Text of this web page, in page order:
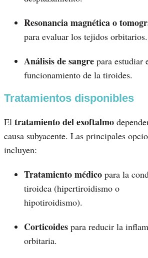
Resonancia magnética o
para evaluar los tejidos orbitarios.
Análisis de sangre para estudiar
funcionamiento de la tiroides.
Tratamientos disponibles
El tratamiento del exoftalmo
causa subyacente. Las principales
incluyen:
Tratamiento médico para la
tiroidea (hipertiroidismo o
hipotiroidismo).
Corticoides para reducir la
orbitaria.